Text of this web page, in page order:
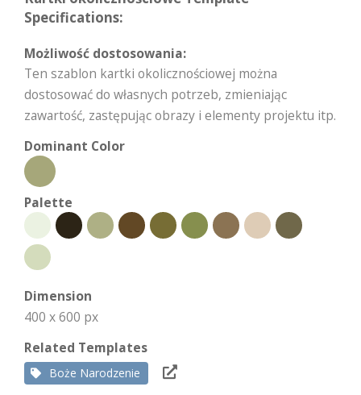
Specifications:
Możliwość dostosowania:
Ten szablon kartki okolicznościowej można
dostosować do własnych potrzeb, zmieniając
zawartość, zastępując obrazy i elementy projektu itp.
Dominant Color
Palette
Dimension
400 x 600 px
Related Templates
Boże Narodzenie